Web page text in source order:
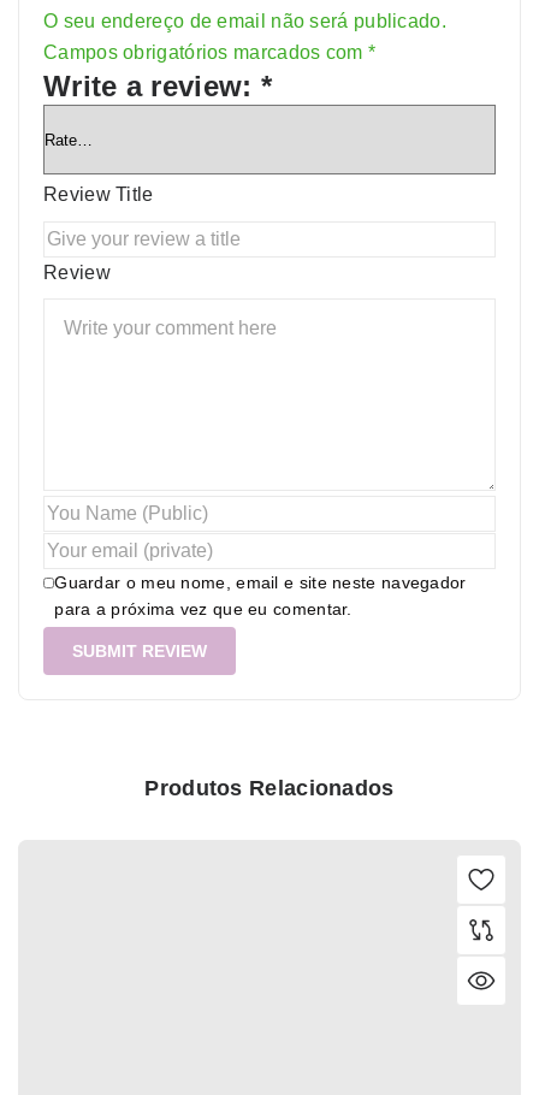
O seu endereço de email não será publicado.
Campos obrigatórios marcados com *
Write a review: *
Review Title
Review
Guardar o meu nome, email e site neste navegador
para a próxima vez que eu comentar.
Alternative:
Produtos Relacionados